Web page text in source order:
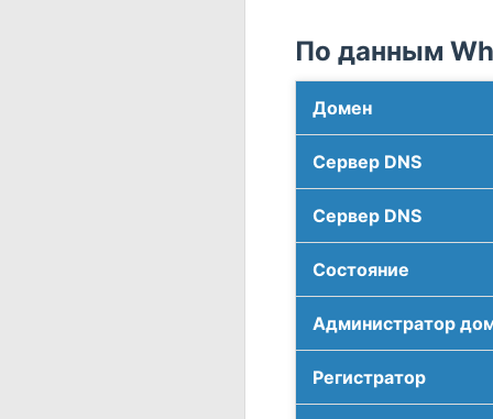
По данным
Домен
Сервер DNS
Сервер DNS
Соcтояние
Администратор
Регистратор